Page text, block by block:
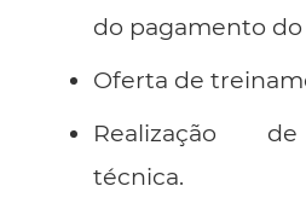
do pagamento do
Oferta de
Realização
técnica.